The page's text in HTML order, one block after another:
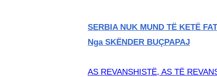
SERBIA NUK MUND TË KETË
Nga SKËNDER BUÇPAPAJ
AS REVANSHISTË, AS TË